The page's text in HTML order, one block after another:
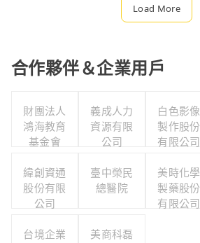
Load More
合作夥伴＆企業用戶
財團法人
鴻海教育
基金會
義成人力
資源有限
公司
白色影像
製作股份
有限公司
緯創資通
股份有限
公司
臺中榮民
總醫院
美時化學
製藥股份
有限公司
台境企業
美商科磊